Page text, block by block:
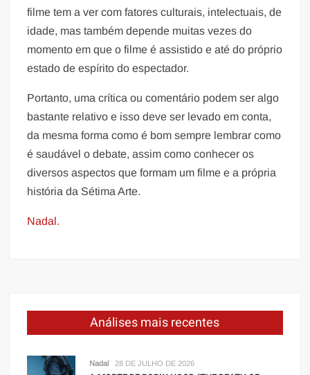
filme tem a ver com fatores culturais, intelectuais, de
idade, mas também depende muitas vezes do
momento em que o filme é assistido e até do próprio
estado de espírito do espectador.
Portanto, uma crítica ou comentário podem ser algo
bastante relativo e isso deve ser levado em conta,
da mesma forma como é bom sempre lembrar como
é saudável o debate, assim como conhecer os
diversos aspectos que formam um filme e a própria
história da Sétima Arte.
Nadal.
Análises mais recentes
Nadal 28 DE JULHO DE 2026